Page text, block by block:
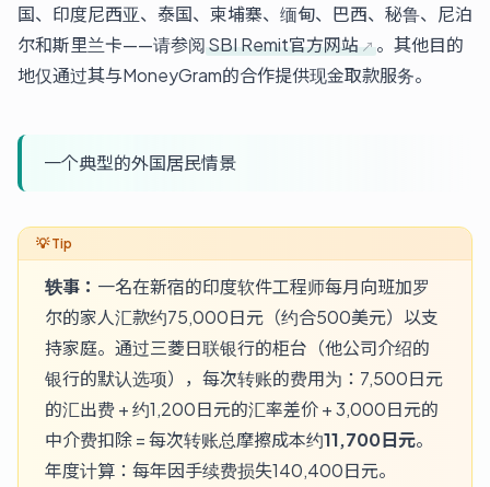
国、印度尼西亚、泰国、柬埔寨、缅甸、巴西、秘鲁、尼泊
尔和斯里兰卡——请参阅SBI Remit官方网站
。其他目的
地仅通过其与MoneyGram的合作提供现金取款服务。
一个典型的外国居民情景
轶事： 一名在新宿的印度软件工程师每月向班加罗
尔的家人汇款约75,000日元（约合500美元）以支
持家庭。通过三菱日联银行的柜台（他公司介绍的
银行的默认选项），每次转账的费用为：7,500日元
的汇出费 + 约1,200日元的汇率差价 + 3,000日元的
中介费扣除 = 每次转账总摩擦成本约11,700日元。
年度计算：每年因手续费损失140,400日元。